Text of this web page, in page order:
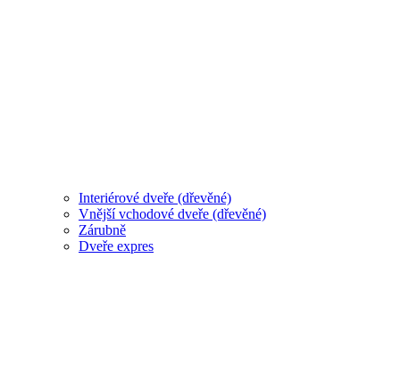
Interiérové dveře (dřevěné)
Vnější vchodové dveře (dřevěné)
Zárubně
Dveře expres